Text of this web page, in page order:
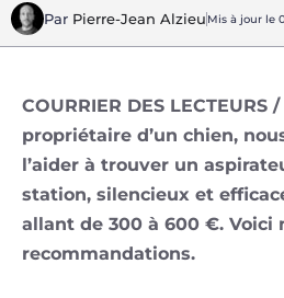
Par Pierre-Jean Alzieu Mis à jour le
COURRIER DES LECTEURS
propriétaire d’un chien,
l’aider à trouver un
station, silencieux et
allant de 300 à 600 €. Voici
recommandations.